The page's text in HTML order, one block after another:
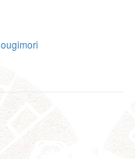
ougimori